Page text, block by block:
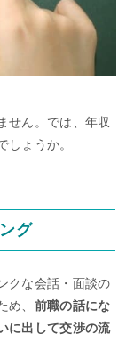
せん。では、年収
ょうか。
グ
クな会話・面談の
、 前職の話にな
に出して交渉の流